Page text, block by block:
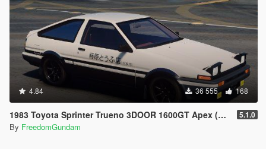
4.84 36 555 168
1983 Toyota Sprinter Trueno 3DOOR 1600GT Apex (AE86) [ Add-On | Tuning | RHD ] 5.1.0
By FreedomGundam